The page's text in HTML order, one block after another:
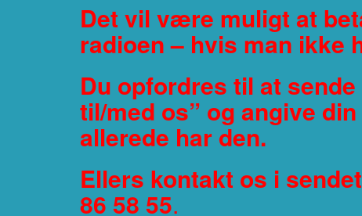
Det vil være muligt at
radioen – hvis man ikke
Du opfordres til at
til/med os” og angive
allerede har den.
Ellers kontakt os i
86 58 55.